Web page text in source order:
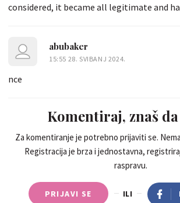
considered, it became all legitimate and
abubaker
15:55 28. SVIBANJ 2024.
nce
Komentiraj, znaš
Za komentiranje je potrebno prijaviti se.
Registracija je brza i jednostavna,
raspravu.
PRIJAVI SE ILI